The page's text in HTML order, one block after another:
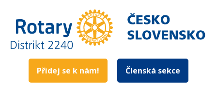
Přidej se k nám! Členská sekce